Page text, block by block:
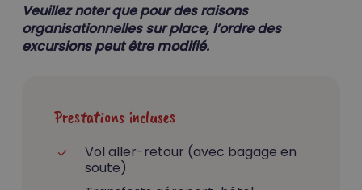
Veuillez noter que pour des raisons
organisationnelles sur place, l’ordre des
excursions peut être modifié.
Prestations incluses
Vol aller-retour (avec bagage en
soute)